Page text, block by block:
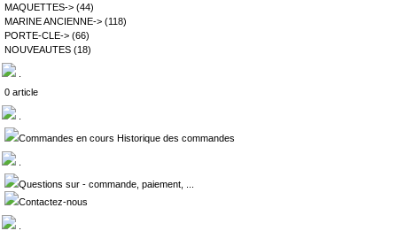
MAQUETTES-> (44)
MARINE ANCIENNE-> (118)
PORTE-CLE-> (66)
NOUVEAUTES (18)
0 article
Commandes en cours Historique des commandes
Questions sur - commande, paiement, ...
Contactez-nous